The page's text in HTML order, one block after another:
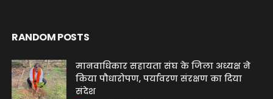
RANDOM POSTS
मानवाधिकार सहायता संघ के जिला अध्यक्ष ने
किया पौधारोपण, पर्यावरण संरक्षण का दिया
संदेश